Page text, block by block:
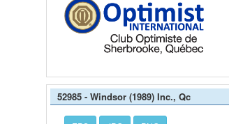
52985 - Windsor (1989) Inc., Qc